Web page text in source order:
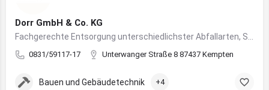
Dorr GmbH & Co. KG
0831/59117-17 Unterwanger Straße 8 87437 Kempten
Bauen und Gebäudetechnik +4